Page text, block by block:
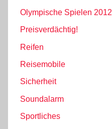
Olympische Spielen 2012
Preisverdächtig!
Reifen
Reisemobile
Sicherheit
Soundalarm
Sportliches